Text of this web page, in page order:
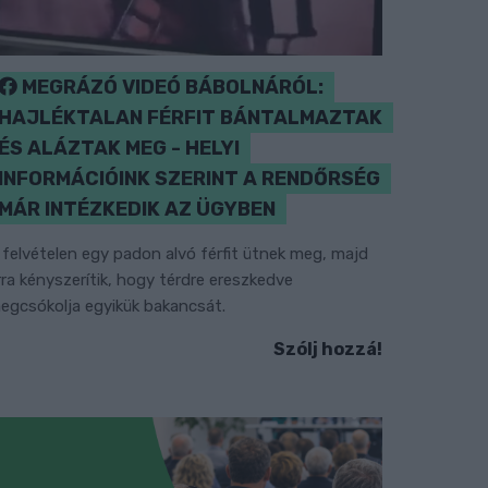
MEGRÁZÓ VIDEÓ BÁBOLNÁRÓL:
HAJLÉKTALAN FÉRFIT BÁNTALMAZTAK
ÉS ALÁZTAK MEG - HELYI
INFORMÁCIÓINK SZERINT A RENDŐRSÉG
MÁR INTÉZKEDIK AZ ÜGYBEN
egy padon alvó férfit ütnek meg, majd
kényszerítik, hogy térdre ereszkedve
egyikük bakancsát.
Szólj hozzá!